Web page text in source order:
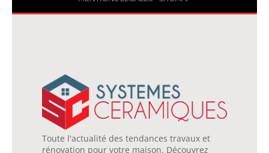
Toute l'actualité des tendances travaux et
rénovation pour votre maison. Découvrez